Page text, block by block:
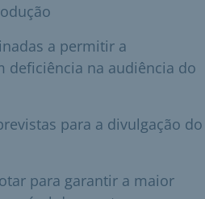
a permitir a
deficiência na audiência do
para a divulgação do
para garantir a maior